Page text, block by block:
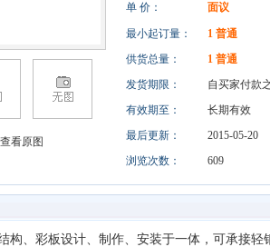
看原图
单 价： 面议
最小起订量：
1 普通
供货总量：
1 普通
发货期限：
自买家付款
有效期至：
长期有效
最后更新：
2015-05-20
浏览次数：
609
彩板设计、制作、安装于一体，可承接轻钢